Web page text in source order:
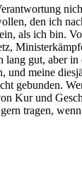
den ich
als ich bin.
gut, aber in
und meine
gebunden.
Kur und
tragen,